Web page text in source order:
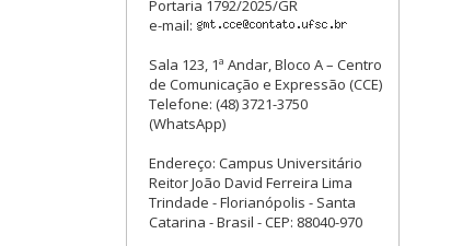
Portaria 1792/2025/GR
e-mail:
Sala 123, 1ª Andar, Bloco A – Centro
de Comunicação e Expressão (CCE)
Telefone: (48) 3721-3750
(WhatsApp)
Endereço: Campus Universitário
Reitor João David Ferreira Lima
Trindade - Florianópolis - Santa
Catarina - Brasil - CEP: 88040-970